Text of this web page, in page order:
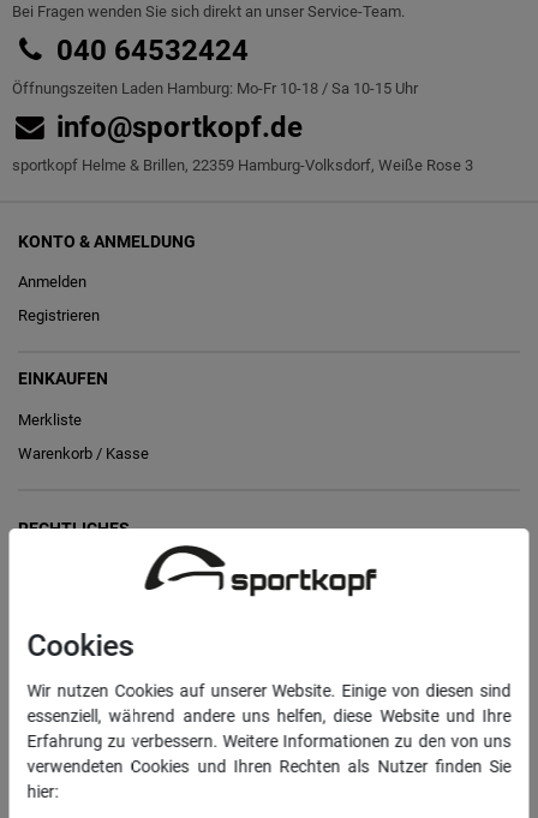
Bei Fragen wenden Sie sich direkt an unser Service-Team.
040 64532424
Öffnungszeiten Laden Hamburg: Mo-Fr 10-18 / Sa 10-15 Uhr
info@sportkopf.de
sportkopf Helme & Brillen, 22359 Hamburg-Volksdorf, Weiße Rose 3
KONTO & ANMELDUNG
Anmelden
Registrieren
EINKAUFEN
Merkliste
Warenkorb / Kasse
RECHTLICHES
Daten­schutz­erklärung
AGB
Impressum
INFORMATIONEN
Cookies
Wir nutzen Cookies auf unserer Website. Einige von diesen sind
essenziell, während andere uns helfen, diese Website und Ihre
Erfahrung zu verbessern. Weitere Informationen zu den von uns
verwendeten Cookies und Ihren Rechten als Nutzer finden Sie
hier: